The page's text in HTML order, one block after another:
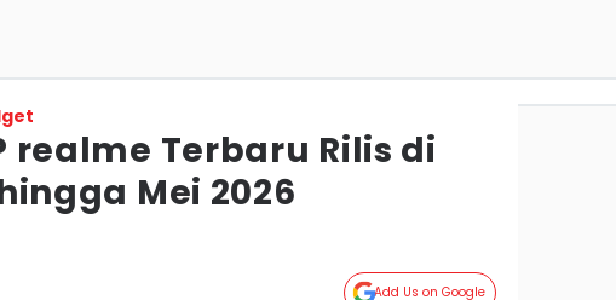
realme Terbaru Rilis di
Mei 2026
Add Us on Google